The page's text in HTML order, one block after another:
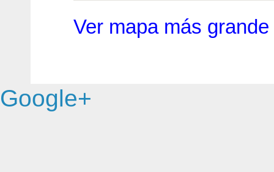
Ver mapa más grande
Google+